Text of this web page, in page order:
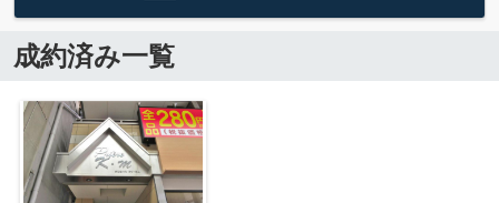
成約済み一覧